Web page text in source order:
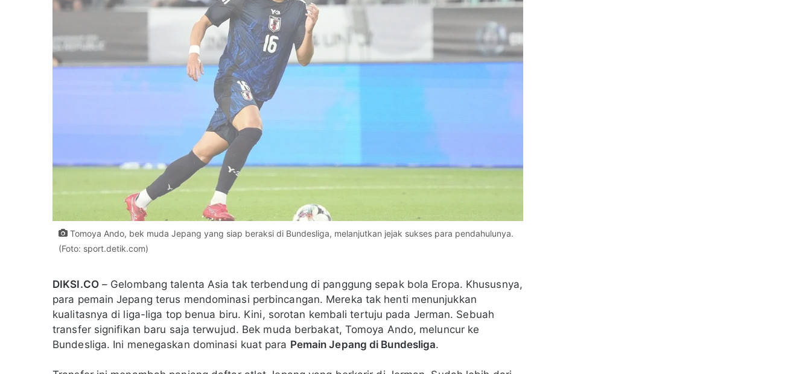
Tomoya Ando, bek muda Jepang yang siap beraksi di Bundesliga, melanjutkan jejak sukses para pendahulunya.
(Foto: sport.detik.com)
DIKSI.CO– Gelombang talenta Asia tak terbendung di panggung sepak bola Eropa. Khususnya,
para pemain Jepang terus mendominasi perbincangan. Mereka tak henti menunjukkan
kualitasnya di liga-liga top benua biru. Kini, sorotan kembali tertuju pada Jerman. Sebuah
transfer signifikan baru saja terwujud. Bek muda berbakat, Tomoya Ando, meluncur ke
Bundesliga. Ini menegaskan dominasi kuat para Pemain Jepang di Bundesliga.